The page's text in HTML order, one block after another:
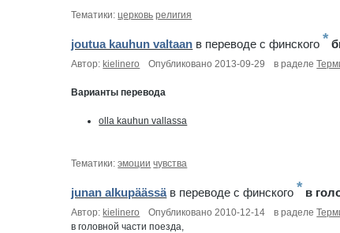
Тематики:церковь религия
joutua kauhun valtaan в переводе c финского *
Автор: kielinero Опубликовано 2013-09-29 в раделе
Варианты перевода
olla kauhun vallassa
Тематики:эмоции чувства
junan alkupäässäв переводе c финского * в
Автор: kielinero Опубликовано 2010-12-14 в раделе
в головной части поезда,